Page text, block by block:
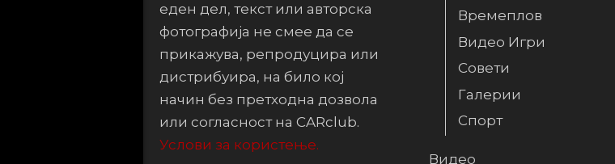
еден дел, текст или авторска
фотографија не смее да се
прикажува, репродуцира или
дистрибуира, на било кој
начин без претходна дозвола
или согласност на CARclub.
Услови за користење.
Времеплов
Видео Игри
Совети
Галерии
Спорт
Видео